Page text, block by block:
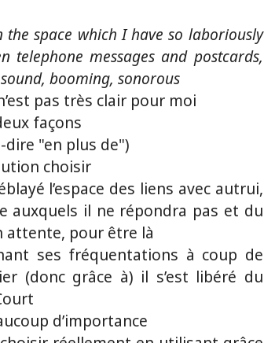
space which I have so laboriously
telephone messages and postcards,
booming, sonorous
pas très clair pour moi
façons
dire "en plus de")
choisir
l’espace des liens avec autrui,
auxquels il ne répondra pas et du
attente, pour être là
ses fréquentations à coup de
(donc grâce à) il s’est libéré du
d’importance